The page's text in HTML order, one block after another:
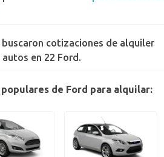
buscaron cotizaciones de alquiler
autos en 22 Ford.
de Ford para alquilar: